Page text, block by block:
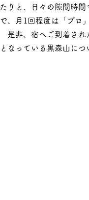
たりと、日々の隙間時
で、月1回程度は「プロ
是非、宿へご到着され
となっている黒森山に